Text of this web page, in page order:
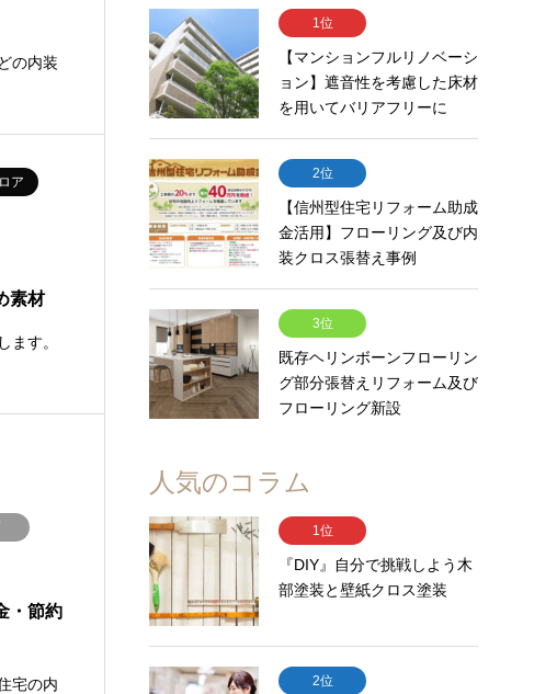
の内装
ア
素材
ます。
・節約
宅の内
1位
【マンションフルリノベーシ
ョン】遮音性を考慮した床材
を用いてバリアフリーに
2位
【信州型住宅リフォーム助成
金活用】フローリング及び内
装クロス張替え事例
3位
既存ヘリンボーンフローリン
グ部分張替えリフォーム及び
フローリング新設
人気のコラム
1位
『DIY』自分で挑戦しよう木
部塗装と壁紙クロス塗装
2位